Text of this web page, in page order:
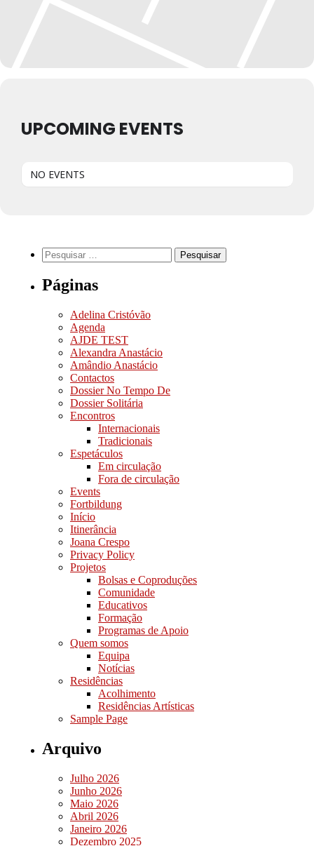
UPCOMING EVENTS
NO EVENTS
Páginas
Adelina Cristóvão
Agenda
AJDE TEST
Alexandra Anastácio
Amândio Anastácio
Contactos
Dossier No Tempo De
Dossier Solitária
Encontros
Internacionais
Tradicionais
Espetáculos
Em circulação
Fora de circulação
Events
Fortbildung
Início
Itinerância
Joana Crespo
Privacy Policy
Projetos
Bolsas e Coproduções
Comunidade
Educativos
Formação
Programas de Apoio
Quem somos
Equipa
Notícias
Residências
Acolhimento
Residências Artísticas
Sample Page
Arquivo
Julho 2026
Junho 2026
Maio 2026
Abril 2026
Janeiro 2026
Dezembro 2025